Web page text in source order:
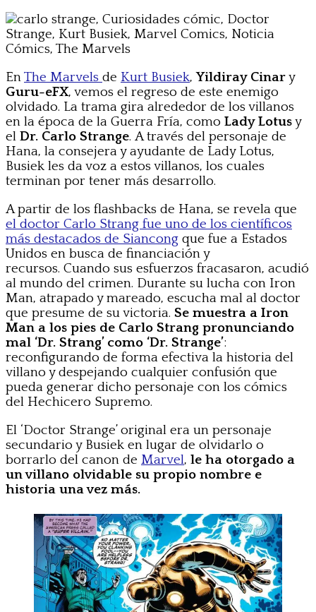
EnThe Marvels de Kurt Busiek,Yildiray Cinary
Guru-eFX, vemos el regreso de este enemigo
olvidado. La trama gira alrededor de los villanos
en la época de la Guerra Fría, como Lady Lotusy
el Dr. Carlo Strange. A través del personaje de
Hana, la consejera y ayudante de Lady Lotus,
Busiek les da voz a estos villanos, los cuales
terminan por tener más desarrollo.
A partir de los flashbacks de Hana, se revela que
el doctor Carlo Strang fue uno de los científicos
más destacados de Siancong que fue a Estados
Unidos en busca de financiación y
recursos. Cuando sus esfuerzos fracasaron, acudió
al mundo del crimen. Durante su lucha con Iron
Man, atrapado y mareado, escucha mal al doctor
que presume de su victoria. Se muestra a Iron
Man a los pies de Carlo Strang pronunciando
mal ‘Dr. Strang’ como ‘Dr. Strange’:
reconfigurando de forma efectiva la historia del
villano y despejando cualquier confusión que
pueda generar dicho personaje con los cómics
del Hechicero Supremo.
El ‘Doctor Strange’ original era un personaje
secundario y Busiek en lugar de olvidarlo o
borrarlo del canon de Marvel, le ha otorgado a
un villano olvidable su propio nombre e
historia una vez más.